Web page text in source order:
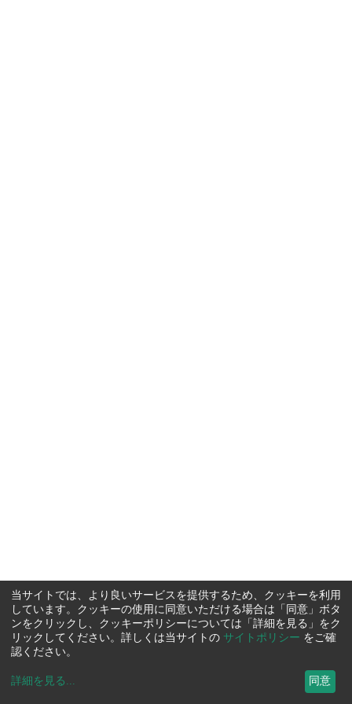
当サイトでは、より良いサービスを提供するため、クッキーを利用
しています。クッキーの使用に同意いただける場合は「同意」ボタ
ンをクリックし、クッキーポリシーについては「詳細を見る」をク
リックしてください。詳しくは当サイトの サイトポリシー をご確
認ください。
詳細を見る ... 同意